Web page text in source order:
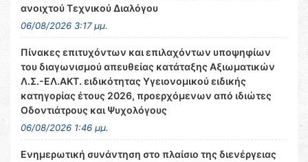
ανοιχτού Τεχνικού Διαλόγου
06/08/2026 3:17 μμ.
Πίνακες επιτυχόντων και επιλαχόντων υποψηφίων
του διαγωνισμού απευθείας κατάταξης Αξιωματικών
Λ.Σ.-ΕΛ.ΑΚΤ. ειδικότητας Υγειονομικού ειδικής
κατηγορίας έτους 2026, προερχόμενων από ιδιώτες
Οδοντιάτρους και Ψυχολόγους
06/08/2026 1:46 μμ.
Ενημερωτική συνάντηση στο πλαίσιο της διενέργειας